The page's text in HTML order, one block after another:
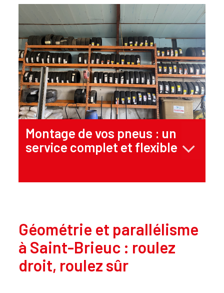
Montage de vos pneus : un
service complet et flexible
Géométrie et parallélisme
à Saint-Brieuc : roulez
droit, roulez sûr